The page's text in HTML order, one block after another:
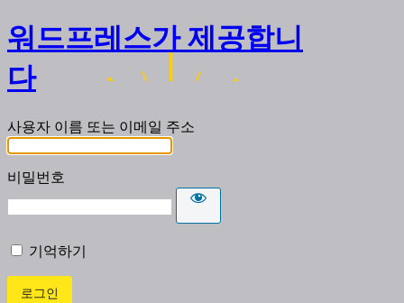
워드프레스가 제공합니
다
사용자 이름 또는 이메일 주소
비밀번호
기억하기